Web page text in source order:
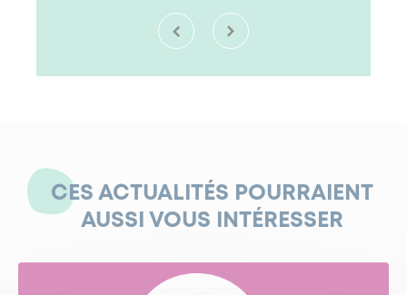
CES ACTUALITÉS POURRAIENT
AUSSI VOUS INTÉRESSER